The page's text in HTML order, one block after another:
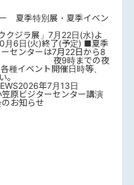
夏季特別展・夏季イベン
クジラ展」7月22日(水)よ
)終了(予定) ■夏季
センターは7月22日から8
館 夜9時までの夜
種イベント開催日時等、
。
2026年7月13日
原ビジターセンター講演
お知らせ